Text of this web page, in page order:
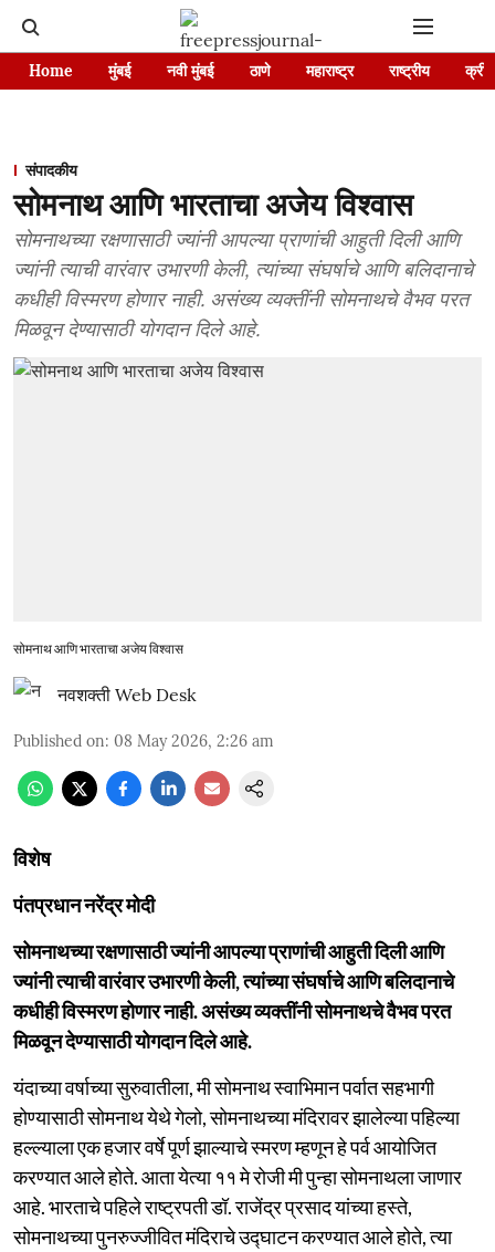
Home मुंबई नवी मुंबई ठाणे महाराष्ट्र राष्ट्रीय
संपादकीय
सोमनाथ आणि भारताचा अजेय विश्वास
सोमनाथच्या रक्षणासाठी ज्यांनी आपल्या प्राणांची आहुती दिली आणि
ज्यांनी त्याची वारंवार उभारणी केली, त्यांच्या संघर्षाचे आणि बलिदानाचे
कधीही विस्मरण होणार नाही. असंख्य व्यक्तींनी सोमनाथचे वैभव परत
मिळवून देण्यासाठी योगदान दिले आहे.
सोमनाथ आणि भारताचा अजेय विश्वास
नवशक्ती Web Desk
Published on: 08 May 2026, 2:26 am
विशेष
पंतप्रधान नरेंद्र मोदी
सोमनाथच्या रक्षणासाठी ज्यांनी आपल्या प्राणांची आहुती दिली आणि
ज्यांनी त्याची वारंवार उभारणी केली, त्यांच्या संघर्षाचे आणि बलिदानाचे
कधीही विस्मरण होणार नाही. असंख्य व्यक्तींनी सोमनाथचे वैभव परत
मिळवून देण्यासाठी योगदान दिले आहे.
यंदाच्या वर्षाच्या सुरुवातीला, मी सोमनाथ स्वाभिमान पर्वात सहभागी
होण्यासाठी सोमनाथ येथे गेलो, सोमनाथच्या मंदिरावर झालेल्या पहिल्या
हल्ल्याला एक हजार वर्षे पूर्ण झाल्याचे स्मरण म्हणून हे पर्व आयोजित
करण्यात आले होते. आता येत्या ११ मे रोजी मी पुन्हा सोमनाथला जाणार
आहे. भारताचे पहिले राष्ट्रपती डॉ. राजेंद्र प्रसाद यांच्या हस्ते,
सोमनाथच्या पुनरुज्जीवित मंदिराचे उद्घाटन करण्यात आले होते, त्या